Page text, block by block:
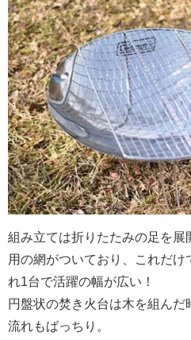
組み立ては折りたたみの足を
用の網がついており、これだけ
れ1台で活躍の幅が広い！
円盤状の焚き火台は木を組ん
流れもばっちり。